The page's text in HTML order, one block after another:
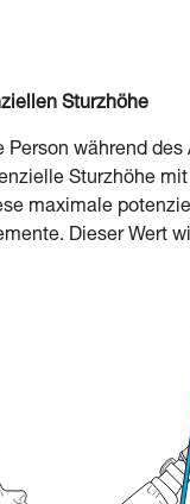
Sturzhöhe
Person während
Sturzhöhe
maximale
Dieser Wert